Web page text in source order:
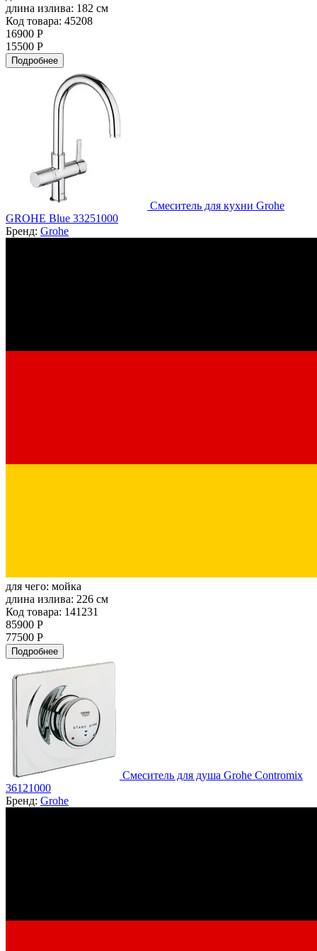
длина излива: 182 см
Код товара: 45208
16900 Р
15500 Р
Подробнее
Смеситель для кухни Grohe
GROHE Blue 33251000
Бренд: Grohe
для чего: мойка
длина излива: 226 см
Код товара: 141231
85900 Р
77500 Р
Подробнее
Смеситель для душа Grohe Contromix
36121000
Бренд: Grohe